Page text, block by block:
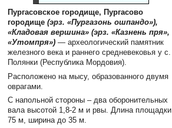
Пургасовское городище, Пургасово
городище(эрз. «Пургазонь ошпандо»),
«Кладовая вершина» (эрз. «Казнень пря»,
«Утомпря») — археологический памятник
железного века и раннего средневековья у с.
Полянки (Республика Мордовия).
Расположено на мысу, образованного двумя
оврагами.
С напольной стороны – два оборонительных
вала высотой 1,8-2 м и рвы. Длина площадки
75 м, ширина до 35 м.